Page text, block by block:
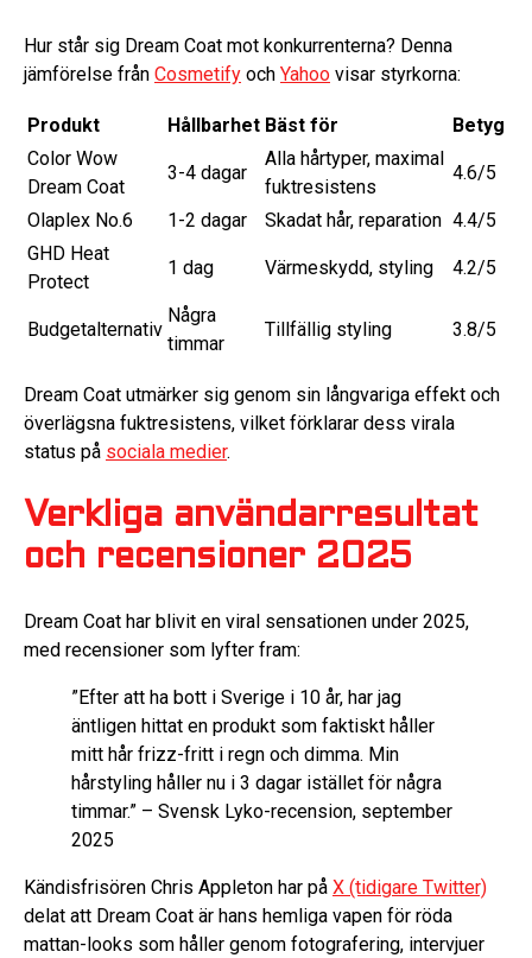
Hur står sig Dream Coat mot konkurrenterna? Denna
jämförelse från Cosmetify och Yahoo visar styrkorna:
Produkt Hållbarhet Bäst för
Betyg
Color Wow
Dream Coat
3-4 dagar
Alla hårtyper, maximal
fuktresistens
4.6/5
Olaplex No.6 1-2 dagar Skadat hår, reparation 4.4/5
GHD Heat
Protect
1 dag Värmeskydd, styling 4.2/5
Budgetalternativ
Några
timmar
Tillfällig styling 3.8/5
Dream Coat utmärker sig genom sin långvariga effekt och
överlägsna fuktresistens, vilket förklarar dess virala
status på sociala medier.
Verkliga användarresultat
och recensioner 2025
Dream Coat har blivit en viral sensationen under 2025,
med recensioner som lyfter fram:
”Efter att ha bott i Sverige i 10 år, har jag
äntligen hittat en produkt som faktiskt håller
mitt hår frizz-fritt i regn och dimma. Min
hårstyling håller nu i 3 dagar istället för några
timmar.” – Svensk Lyko-recension, september
2025
Kändisfrisören Chris Appleton har på X (tidigare Twitter)
delat att Dream Coat är hans hemliga vapen för röda
mattan-looks som håller genom fotografering, intervjuer